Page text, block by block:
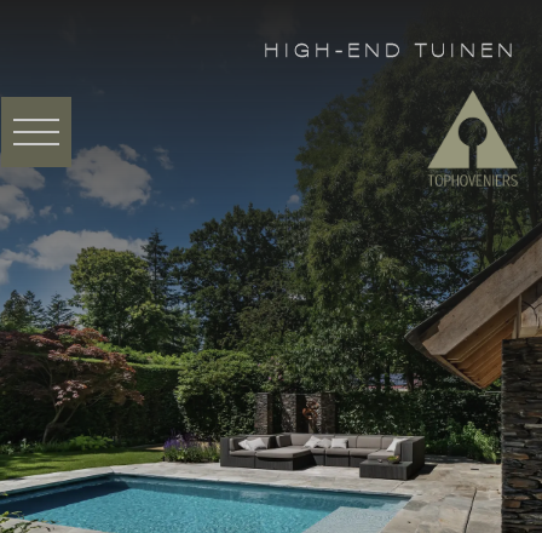
HIGH-END TUINEN